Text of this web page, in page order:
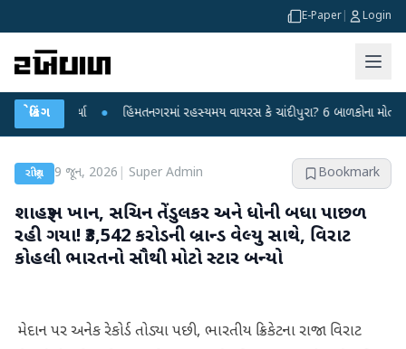
E-Paper Login
બ્રેકિંગ
કર્યા હિંમતનગરમાં રહસ્યમય વાયરસ કે ચાંદીપુરા? 6 બાળકોના મોતથી ફફડાટ
રાષ્ટ્રીય 9 જૂન, 2026 Super Admin Bookmark
શાહરૂખ ખાન, સચિન તેંડુલકર અને ધોની બધા પાછળ
રહી ગયા! ₹3,542 કરોડની બ્રાન્ડ વેલ્યુ સાથે, વિરાટ
કોહલી ભારતનો સૌથી મોટો સ્ટાર બન્યો
મેદાન પર અનેક રેકોર્ડ તોડ્યા પછી, ભારતીય ક્રિકેટના રાજા વિરાટ